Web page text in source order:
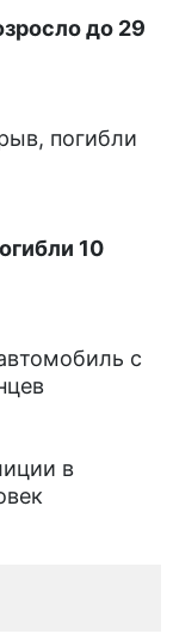
до 29
погибли
10
с
в